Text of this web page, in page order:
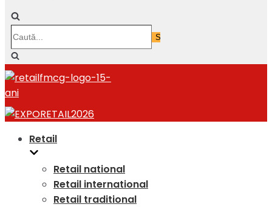
Caută...
Retail
Retail national
Retail international
Retail traditional